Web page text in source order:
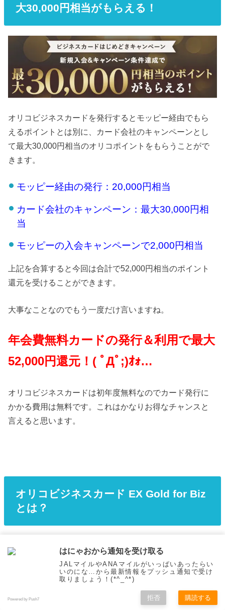
大30,000円相当がもらえる！
オリコビジネスカードを発行するとモッピー経由でもら
えるポイントとは別に、カード会社のキャンペーンとし
て最大30,000円相当のオリコポイントをもらうことがで
きます。
モッピー経由の発行：20,000円相当
カード会社のキャンペーン：最大30,000円相
当
モッピーの入会キャンペーンで2,000円相当
上記を合算すると今回は合計で52,000円相当のポイント
還元を受けることができます。
大事なことなのでもう一度だけ言いますね。
年会費無料カードの発行＆利用で最大
52,000円還元！( ﾟДﾟ;)ｵｫ…
オリコビジネスカードは初年度無料なのでカード発行に
かかる費用は無料です。これはかなりお得なチャンスと
言えると思います。
オリコビジネスカード EX Gold for Biz
とは？
はにゃおから通知を受け取る
JALマイルやANAマイルがいっぱいあったらい
いのにな…から最新情報をプッシュ通知で受け
取りましょう！(*^_^*)
Powered by Push7 拒否 購読する